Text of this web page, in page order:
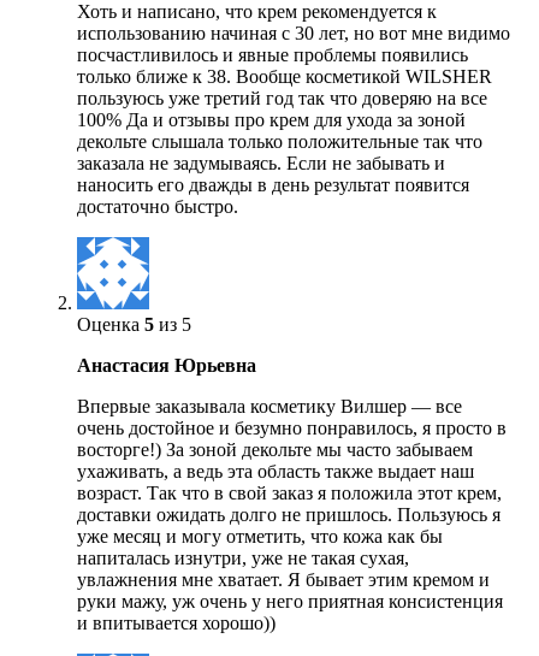
Хоть и написано, что крем рекомендуется к
использованию начиная с 30 лет, но вот мне видимо
посчастливилось и явные проблемы появились
только ближе к 38. Вообще косметикой WILSHER
пользуюсь уже третий год так что доверяю на все
100% Да и отзывы про крем для ухода за зоной
декольте слышала только положительные так что
заказала не задумываясь. Если не забывать и
наносить его дважды в день результат появится
достаточно быстро.
Оценка 5 из 5
Анастасия Юрьевна
Впервые заказывала косметику Вилшер — все
очень достойное и безумно понравилось, я просто в
восторге!) За зоной декольте мы часто забываем
ухаживать, а ведь эта область также выдает наш
возраст. Так что в свой заказ я положила этот крем,
доставки ожидать долго не пришлось. Пользуюсь я
уже месяц и могу отметить, что кожа как бы
напиталась изнутри, уже не такая сухая,
увлажнения мне хватает. Я бывает этим кремом и
руки мажу, уж очень у него приятная консистенция
и впитывается хорошо))